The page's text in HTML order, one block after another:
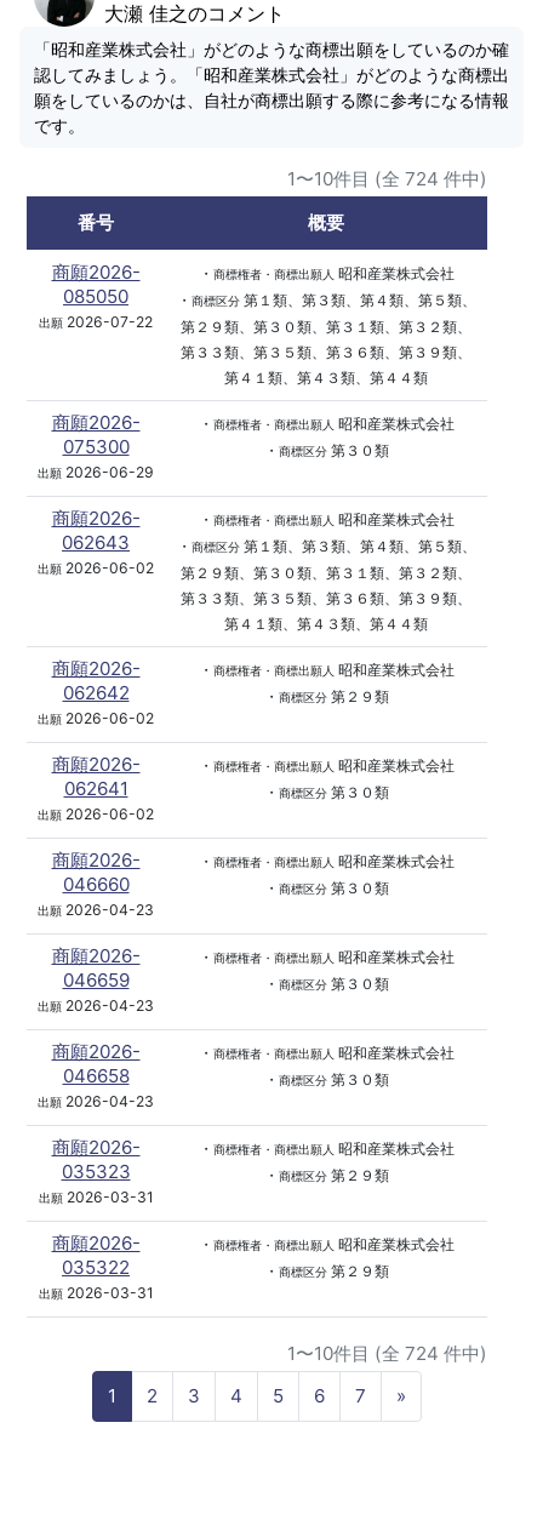
大瀬 佳之のコメント
「昭和産業株式会社」がどのような商標出願をしているのか確
認してみましょう。「昭和産業株式会社」がどのような商標出
願をしているのかは、自社が商標出願する際に参考になる情報
です。
1〜10件目 (全 724 件中)
番号
概要
商願2026-
085050
出願 2026-07-22
・ 商標権者・商標出願人 昭和産業株式会社
・ 商標区分第１類、第３類、第４類、第５類、
第２９類、第３０類、第３１類、第３２類、
第３３類、第３５類、第３６類、第３９類、
第４１類、第４３類、第４４類
商願2026-
075300
出願 2026-06-29
・ 商標権者・商標出願人 昭和産業株式会社
・ 商標区分第３０類
商願2026-
062643
出願 2026-06-02
・ 商標権者・商標出願人 昭和産業株式会社
・ 商標区分第１類、第３類、第４類、第５類、
第２９類、第３０類、第３１類、第３２類、
第３３類、第３５類、第３６類、第３９類、
第４１類、第４３類、第４４類
商願2026-
062642
出願 2026-06-02
・ 商標権者・商標出願人 昭和産業株式会社
・ 商標区分第２９類
商願2026-
062641
出願 2026-06-02
・ 商標権者・商標出願人 昭和産業株式会社
・ 商標区分第３０類
商願2026-
046660
出願 2026-04-23
・ 商標権者・商標出願人 昭和産業株式会社
・ 商標区分第３０類
商願2026-
046659
出願 2026-04-23
・ 商標権者・商標出願人 昭和産業株式会社
・ 商標区分第３０類
商願2026-
046658
出願 2026-04-23
・ 商標権者・商標出願人 昭和産業株式会社
・ 商標区分第３０類
商願2026-
035323
出願2026-03-31
・ 商標権者・商標出願人 昭和産業株式会社
・ 商標区分第２９類
商願2026-
035322
出願2026-03-31
・ 商標権者・商標出願人 昭和産業株式会社
・ 商標区分第２９類
1〜10件目 (全 724 件中)
1
2 3 4 5 6 7 »
e